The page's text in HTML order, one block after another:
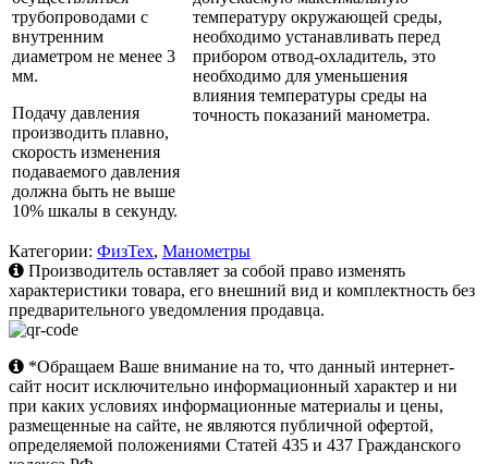
трубопроводами с
внутренним
диаметром не менее 3
мм.
Подачу давления
производить плавно,
скорость изменения
подаваемого давления
должна быть не выше
10% шкалы в секунду.
температуру окружающей среды,
необходимо устанавливать перед
прибором отвод-охладитель, это
необходимо для уменьшения
влияния температуры среды на
точность показаний манометра.
Категории: ФизТех, Манометры
Производитель оставляет за собой право изменять
характеристики товара, его внешний вид и комплектность без
предварительного уведомления продавца.
*Обращаем Ваше внимание на то, что данный интернет-
сайт носит исключительно информационный характер и ни
при каких условиях информационные материалы и цены,
размещенные на сайте, не являются публичной офертой,
определяемой положениями Статей 435 и 437 Гражданского